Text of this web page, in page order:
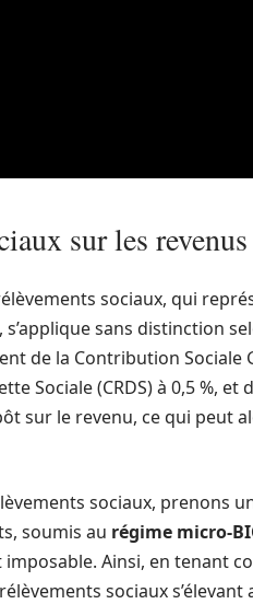
sur les
sociaux, qui
sans distinction
de la Contribution Sociale
Sociale (CRDS) à 0,5 %, et
sur le revenu, ce qui
sociaux, prenons
soumis au régime micro-
Ainsi, en tenant
sociaux s’élevant